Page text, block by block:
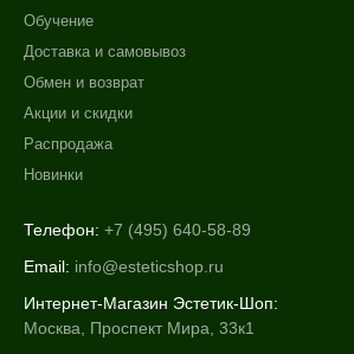
Обучение
Доставка и самовывоз
Обмен и возврат
Акции и скидки
Распродажа
Новинки
Телефон: +7 (495) 640-58-89
Email: info@esteticshop.ru
Интернет-Магазин Эстетик-Шоп:
Москва, Проспект Мира, 33к1